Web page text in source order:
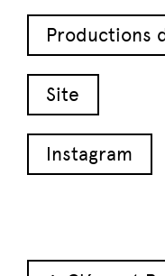
Productions
Site
Instagram